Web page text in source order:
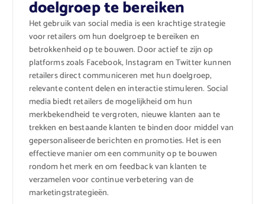
doelgroep te bereiken
Het gebruik van social media is een krachtige strategie
voor retailers om hun doelgroep te bereiken en
betrokkenheid op te bouwen. Door actief te zijn op
platforms zoals Facebook, Instagram en Twitter kunnen
retailers direct communiceren met hun doelgroep,
relevante content delen en interactie stimuleren. Social
media biedt retailers de mogelijkheid om hun
merkbekendheid te vergroten, nieuwe klanten aan te
trekken en bestaande klanten te binden door middel van
gepersonaliseerde berichten en promoties. Het is een
effectieve manier om een community op te bouwen
rondom het merk en om feedback van klanten te
verzamelen voor continue verbetering van de
marketingstrategieën.